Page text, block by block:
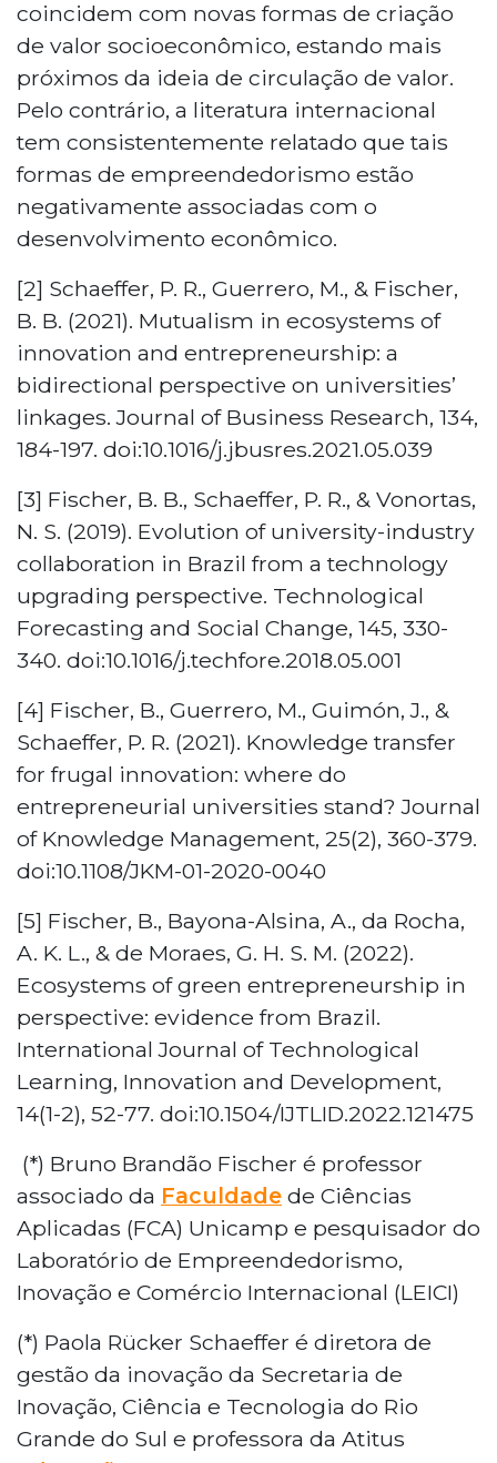
coincidem com novas formas de criação
de valor socioeconômico, estando mais
próximos da ideia de circulação de valor.
Pelo contrário, a literatura internacional
tem consistentemente relatado que tais
formas de empreendedorismo estão
negativamente associadas com o
desenvolvimento econômico.
[2] Schaeffer, P. R., Guerrero, M., & Fischer,
B. B. (2021). Mutualism in ecosystems of
innovation and entrepreneurship: a
bidirectional perspective on universities’
linkages. Journal of Business Research, 134,
184-197. doi:10.1016/j.jbusres.2021.05.039
[3] Fischer, B. B., Schaeffer, P. R., & Vonortas,
N. S. (2019). Evolution of university-industry
collaboration in Brazil from a technology
upgrading perspective. Technological
Forecasting and Social Change, 145, 330-
340. doi:10.1016/j.techfore.2018.05.001
[4] Fischer, B., Guerrero, M., Guimón, J., &
Schaeffer, P. R. (2021). Knowledge transfer
for frugal innovation: where do
entrepreneurial universities stand? Journal
of Knowledge Management, 25(2), 360-379.
doi:10.1108/JKM-01-2020-0040
[5] Fischer, B., Bayona-Alsina, A., da Rocha,
A. K. L., & de Moraes, G. H. S. M. (2022).
Ecosystems of green entrepreneurship in
perspective: evidence from Brazil.
International Journal of Technological
Learning, Innovation and Development,
14(1-2), 52-77. doi:10.1504/IJTLID.2022.121475
(*) Bruno Brandão Fischer é professor
associado da Faculdade de Ciências
Aplicadas (FCA) Unicamp e pesquisador do
Laboratório de Empreendedorismo,
Inovação e Comércio Internacional (LEICI)
(*) Paola Rücker Schaeffer é diretora de
gestão da inovação da Secretaria de
Inovação, Ciência e Tecnologia do Rio
Grande do Sul e professora da Atitus